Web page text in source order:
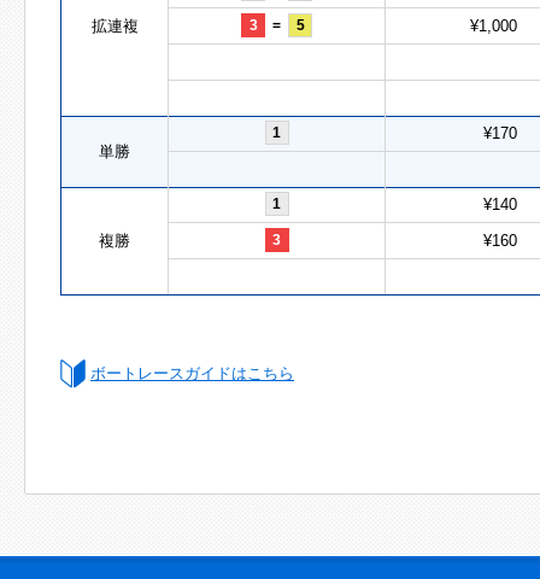
拡連複 3 = 5 ¥1,000
単勝
1 ¥170
複勝
1 ¥140
3 ¥160
ボートレースガイドはこちら